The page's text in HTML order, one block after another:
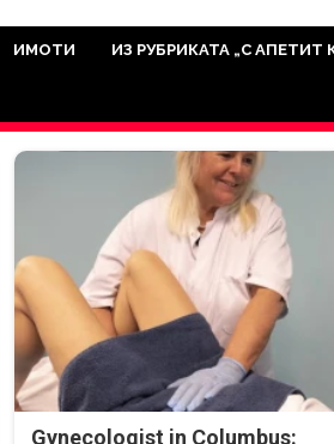
всичко
сайт са от
държим на
ИМОТИ ИЗ РУБРИКАТА „С АПЕТИТ
Gynecologist in Columbus: